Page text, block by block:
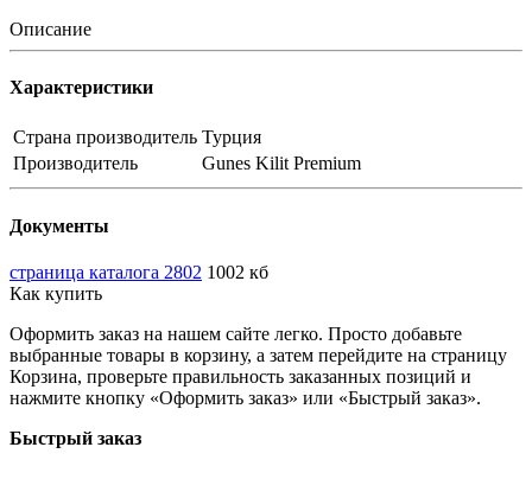
Описание
Характеристики
Страна производитель Турция
Производитель
Gunes Kilit Premium
Документы
страница каталога 2802 1002 кб
Как купить
Оформить заказ на нашем сайте легко. Просто добавьте
выбранные товары в корзину, а затем перейдите на страницу
Корзина, проверьте правильность заказанных позиций и
нажмите кнопку «Оформить заказ» или «Быстрый заказ».
Быстрый заказ